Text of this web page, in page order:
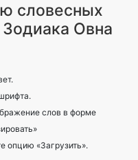
словесных
Овна
слов в форме
опцию «Загрузить».